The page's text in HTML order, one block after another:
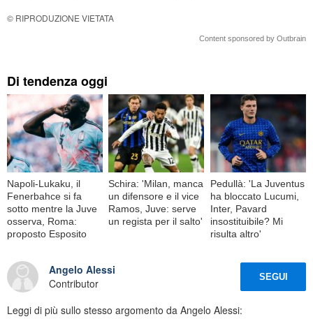
© RIPRODUZIONE VIETATA
Content sponsored by Outbrain
Di tendenza oggi
Napoli-Lukaku, il
Fenerbahce si fa
sotto mentre la Juve
osserva, Roma:
proposto Esposito
Schira: 'Milan, manca
un difensore e il vice
Ramos, Juve: serve
un regista per il salto'
Pedullà: 'La Juventus
ha bloccato Lucumi,
Inter, Pavard
insostituibile? Mi
risulta altro'
Angelo Alessi
Contributor
SEGUI
Leggi di più sullo stesso argomento da Angelo Alessi: